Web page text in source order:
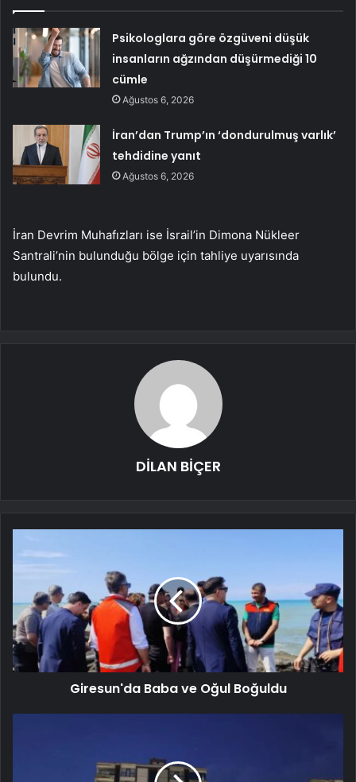
Psikologlara göre özgüveni düşük
insanların ağzından düşürmediği 10
cümle
Ağustos 6, 2026
İran’dan Trump’ın ‘dondurulmuş varlık’
tehdidine yanıt
Ağustos 6, 2026
İran Devrim Muhafızları ise İsrail’in Dimona Nükleer
Santrali’nin bulunduğu bölge için tahliye uyarısında
bulundu.
DİLAN BİÇER
Giresun'da Baba ve Oğul Boğuldu